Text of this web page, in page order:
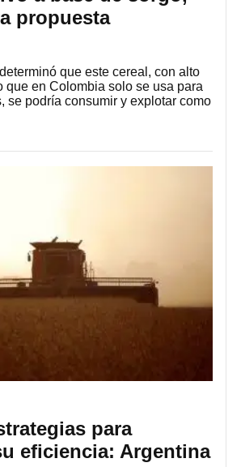
propuesta
que este cereal, con alto
que en Colombia solo se usa para
se podría consumir y explotar como
para
eficiencia: Argentina